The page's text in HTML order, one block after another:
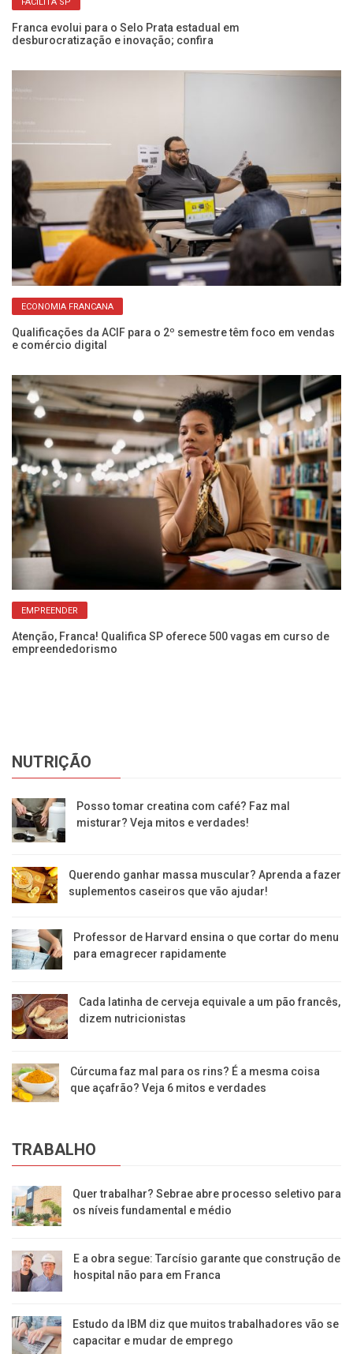
FACILITA SP
Franca evolui para o Selo Prata estadual em
desburocratização e inovação; confira
ECONOMIA FRANCANA
Qualificações da ACIF para o 2º semestre têm foco em vendas
e comércio digital
EMPREENDER
Atenção, Franca! Qualifica SP oferece 500 vagas em curso de
empreendedorismo
NUTRIÇÃO
Posso tomar creatina com café? Faz mal
misturar? Veja mitos e verdades!
Querendo ganhar massa muscular? Aprenda a fazer
suplementos caseiros que vão ajudar!
Professor de Harvard ensina o que cortar do menu
para emagrecer rapidamente
Cada latinha de cerveja equivale a um pão francês,
dizem nutricionistas
Cúrcuma faz mal para os rins? É a mesma coisa
que açafrão? Veja 6 mitos e verdades
TRABALHO
Quer trabalhar? Sebrae abre processo seletivo para
os níveis fundamental e médio
E a obra segue: Tarcísio garante que construção de
hospital não para em Franca
Estudo da IBM diz que muitos trabalhadores vão se
capacitar e mudar de emprego